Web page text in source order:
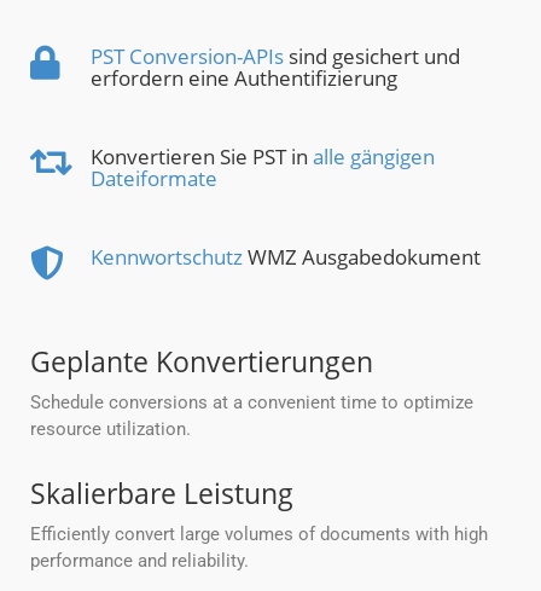
PST Conversion-APIs sind gesichert und
erfordern eine Authentifizierung
Konvertieren Sie PST in alle gängigen
Dateiformate
KennwortschutzWMZ Ausgabedokument
Geplante Konvertierungen
Schedule conversions at a convenient time to optimize
resource utilization.
Skalierbare Leistung
Efficiently convert large volumes of documents with high
performance and reliability.